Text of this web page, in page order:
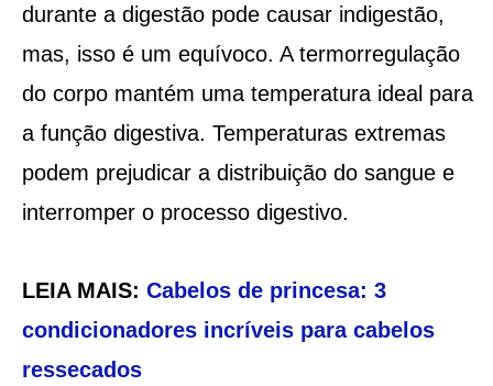
durante a digestão pode causar indigestão,
mas, isso é um equívoco. A termorregulação
do corpo mantém uma temperatura ideal para
a função digestiva. Temperaturas extremas
podem prejudicar a distribuição do sangue e
interromper o processo digestivo.
LEIA MAIS: Cabelos de princesa: 3
condicionadores incríveis para cabelos
ressecados